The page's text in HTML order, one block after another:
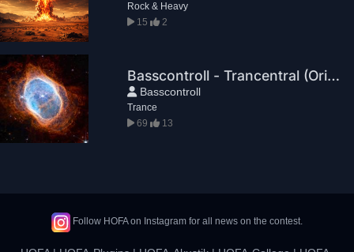
Rock & Heavy
15
2
Basscontroll - Trancentral (Original Mix)
Basscontroll
Trance
69
13
Follow HOFA on Instagram for all news on the contest.